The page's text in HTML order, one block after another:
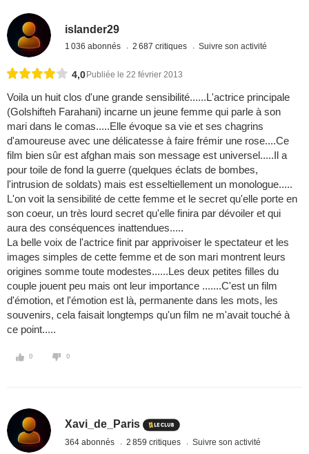
islander29
1 036 abonnés 2 687 critiques Suivre son activité
4,0 Publiée le 22 février 2013
Voila un huit clos d'une grande sensibilité......L'actrice principale
(Golshifteh Farahani) incarne un jeune femme qui parle à son
mari dans le comas.....Elle évoque sa vie et ses chagrins
d'amoureuse avec une délicatesse à faire frémir une rose....Ce
film bien sûr est afghan mais son message est universel.....Il a
pour toile de fond la guerre (quelques éclats de bombes,
l'intrusion de soldats) mais est esseltiellement un monologue.....
L'on voit la sensibilité de cette femme et le secret qu'elle porte en
son coeur, un très lourd secret qu'elle finira par dévoiler et qui
aura des conséquences inattendues.....
La belle voix de l'actrice finit par apprivoiser le spectateur et les
images simples de cette femme et de son mari montrent leurs
origines somme toute modestes......Les deux petites filles du
couple jouent peu mais ont leur importance .......C'est un film
d'émotion, et l'émotion est là, permanente dans les mots, les
souvenirs, cela faisait longtemps qu'un film ne m'avait touché à
ce point.....
0 0
Xavi_de_Paris
364 abonnés 2 859 critiques Suivre son activité